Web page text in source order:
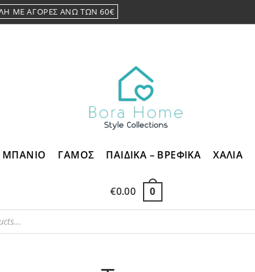
ΜΕ ΑΓΟΡΕΣ ΑΝΩ ΤΩΝ 60€
ΜΠΑΝΙΟ ΓΑΜΟΣ ΠΑΙΔΙΚΑ – ΒΡΕΦΙΚΑ ΧΑΛΙΑ
€0.00 0